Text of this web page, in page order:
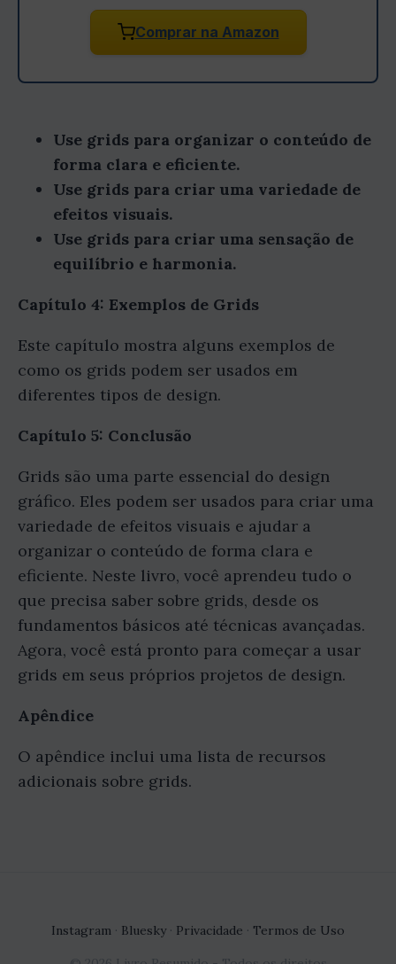
Comprar na Amazon
Use grids para organizar o conteúdo de
forma clara e eficiente.
Use grids para criar uma variedade de
efeitos visuais.
Use grids para criar uma sensação de
equilíbrio e harmonia.
Capítulo 4: Exemplos de Grids
Este capítulo mostra alguns exemplos de
como os grids podem ser usados em
diferentes tipos de design.
Capítulo 5: Conclusão
Grids são uma parte essencial do design
gráfico. Eles podem ser usados para criar uma
variedade de efeitos visuais e ajudar a
organizar o conteúdo de forma clara e
eficiente. Neste livro, você aprendeu tudo o
que precisa saber sobre grids, desde os
fundamentos básicos até técnicas avançadas.
Agora, você está pronto para começar a usar
grids em seus próprios projetos de design.
Apêndice
O apêndice inclui uma lista de recursos
adicionais sobre grids.
Instagram · Bluesky· Privacidade · Termos de Uso